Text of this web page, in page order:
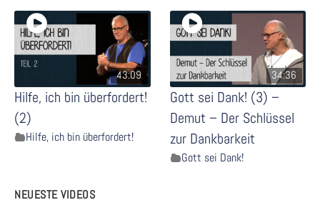
43:09
Hilfe, ich bin überfordert!
(2)
Hilfe, ich bin überfordert!
34:36
Gott sei Dank! (3) –
Demut – Der Schlüssel
zur Dankbarkeit
Gott sei Dank!
NEUESTE VIDEOS